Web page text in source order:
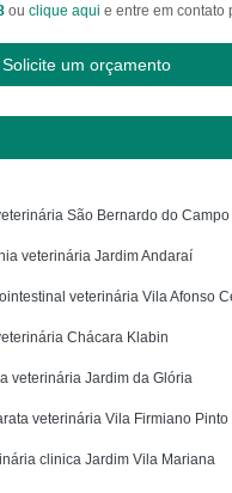
ou clique aqui e entre em contato
Solicite um orçamento
São Bernardo do Campo
veterinária Jardim Andaraí
veterinária Vila Afonso
Chácara Klabin
veterinária Jardim da Glória
veterinária Vila Firmiano Pinto
clinica Jardim Vila Mariana